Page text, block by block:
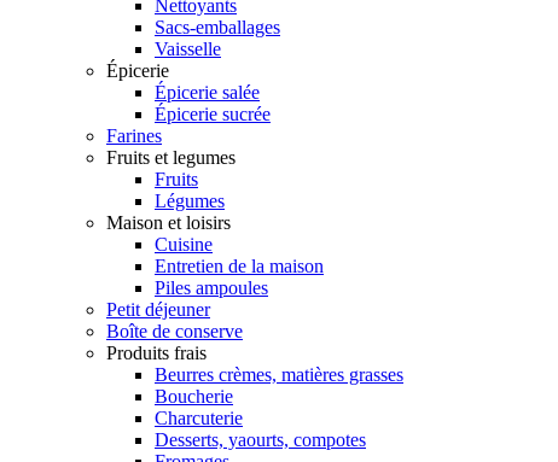
Nettoyants
Sacs-emballages
Vaisselle
Épicerie
Épicerie salée
Épicerie sucrée
Farines
Fruits et legumes
Fruits
Légumes
Maison et loisirs
Cuisine
Entretien de la maison
Piles ampoules
Petit déjeuner
Boîte de conserve
Produits frais
Beurres crèmes, matières grasses
Boucherie
Charcuterie
Desserts, yaourts, compotes